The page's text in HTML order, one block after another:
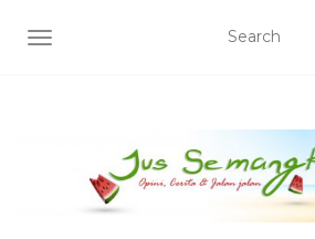
TOGGLE NAVIGATION